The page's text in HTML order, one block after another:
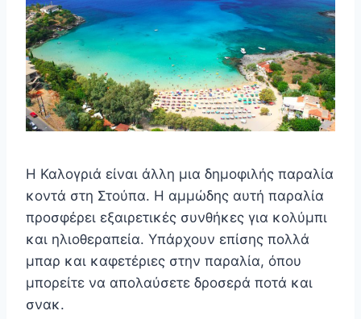
Η Καλογριά είναι άλλη μια δημοφιλής παραλία
κοντά στη Στούπα. Η αμμώδης αυτή παραλία
προσφέρει εξαιρετικές συνθήκες για κολύμπι
και ηλιοθεραπεία. Υπάρχουν επίσης πολλά
μπαρ και καφετέριες στην παραλία, όπου
μπορείτε να απολαύσετε δροσερά ποτά και
σνακ.